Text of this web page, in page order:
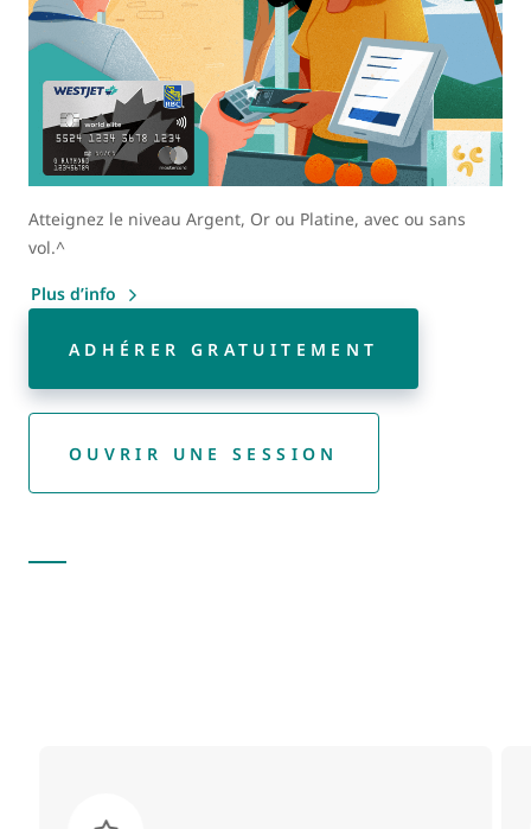
Atteignez le niveau Argent, Or ou Platine, avec ou sans
vol.^
Plus d’info
ADHÉRER GRATUITEMENT
OUVRIR UNE SESSION